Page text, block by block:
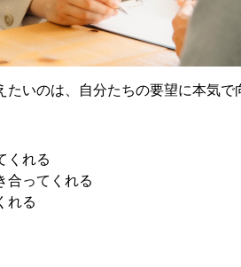
たいのは、自分たちの要望に本気
くれる
合ってくれる
れる